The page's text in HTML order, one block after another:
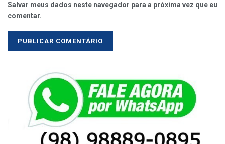
Salvar meus dados neste navegador para a próxima vez que eu
comentar.